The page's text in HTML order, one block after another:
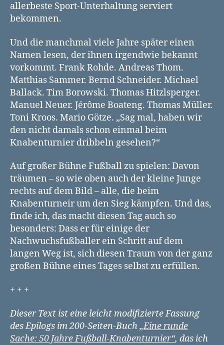
allerbeste Sport-Unterhaltung serviert
bekommen.
Und die manchmal viele Jahre später einen
Namen lesen, der ihnen irgendwie bekannt
vorkommt. Frank Rohde. Andreas Thom.
Matthias Sammer. Bernd Schneider. Michael
Ballack. Tim Borowski. Thomas Hitzlsperger.
Manuel Neuer. Jérôme Boateng. Thomas Müller.
Toni Kroos. Mario Götze. „Sag mal, haben wir
den nicht damals schon einmal beim
Knabenturnier dribbeln gesehen?“
Auf großer Bühne Fußball zu spielen: Davon
träumen – so wie oben auch der kleine Junge
rechts auf dem Bild – alle, die beim
Knabenturneir um den Sieg kämpfen. Und das,
finde ich, das macht diesen Tag auch so
besonders: Dass er für einige der
Nachwuchsfußballer ein Schritt auf dem
langen Weg ist, sich diesen Traum von der ganz
großen Bühne eines Tages selbst zu erfüllen.
+ + +
Dieser Text ist eine leicht modifizierte Fassung
des Epilogs im 200-Seiten-Buch „Eine runde
Sache: 50 Jahre Fußball-Knabenturnier“, das ich